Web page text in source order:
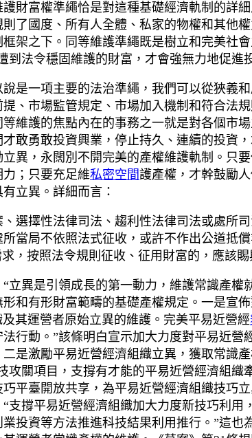
財富權準繩恰是對這種基礎經濟軌制的詳
了國度、所有人全體、私家的物權和其他
架之下。同等維護準繩既是樹立和完美社
法令穩固維護的財富，才會強無力地促進
是一項主要的法治準繩，我們可以從狹義
、市場監管規定、市場加入機制和符合法
維護的焦點內在的事務之一就是對各個市
敢勇敢投資興業，停止持久、連續的投資
異，永闊別不開完美的產權維護軌制。只
；只要充足維私密空間護產權，才幹鼓勵
立異。詳細而言：
選擇性法律司法、趨利性法律司法或處所
當局不依照法式征收，或許不作出公道抵
，按照法令規則征收、征用財富的，應該
異是引領成長的第一動力，維護常識產權
和有形財富範疇的基礎產權規定。一是宣
其運營者原始立異的維護。完美平易近營經
行動。”該條明白宣示加大力度對平易近
是激勵平易近營經濟組織立異，獲取常識
攻關項目，支撐有才能的平易近營經濟組
平臺開放共享，為平易近營經濟組織技巧
支撐平易近營經濟組織加大力度新技巧利
投資等方法推進科技結果利用推行。”這